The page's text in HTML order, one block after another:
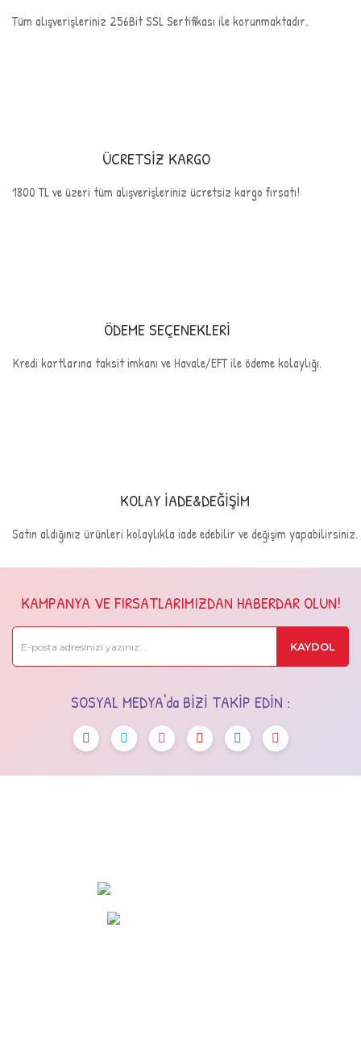
Tüm alışverişleriniz 256Bit SSL Sertifikası ile korunmaktadır.
ÜCRETSİZ KARGO
1800 TL ve üzeri tüm alışverişleriniz ücretsiz kargo fırsatı!
ÖDEME SEÇENEKLERİ
Kredi kartlarına taksit imkanı ve Havale/EFT ile ödeme kolaylığı.
KOLAY İADE&DEĞİŞİM
Satın aldığınız ürünleri kolaylıkla iade edebilir ve değişim yapabilirsiniz.
KAMPANYA VE FIRSATLARIMIZDAN HABERDAR OLUN!
KAYDOL
SOSYAL MEDYA'da BİZİ TAKİP EDİN :